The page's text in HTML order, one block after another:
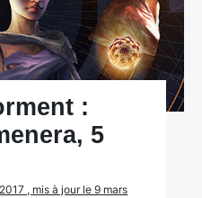
:
5
, mis à jour le 9 mars